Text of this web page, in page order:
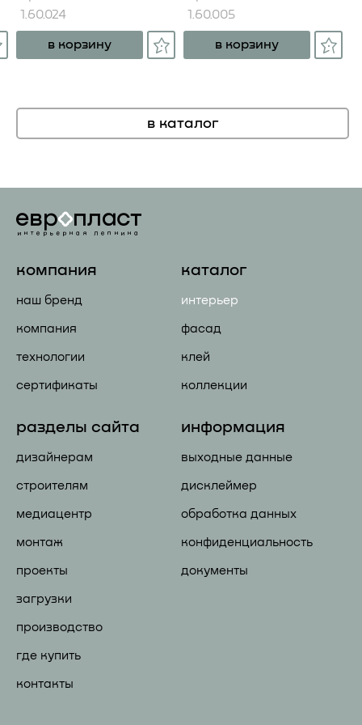
1.60.024
в корзину
1.60.005
в корзину
в каталог
компания
наш бренд
компания
технологии
сертификаты
каталог
интерьер
фасад
клей
коллекции
разделы сайта
дизайнерам
строителям
медиацентр
монтаж
проекты
загрузки
производство
где купить
контакты
информация
выходные данные
дисклеймер
обработка данных
конфиденциальность
документы